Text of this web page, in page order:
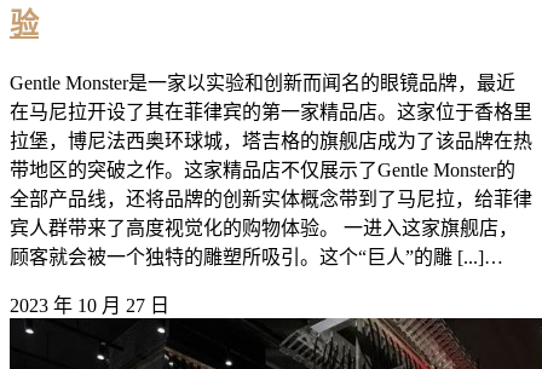
验
Gentle Monster是一家以实验和创新而闻名的眼镜品牌，最近
在马尼拉开设了其在菲律宾的第一家精品店。这家位于香格里
拉堡，博尼法西奥环球城，塔吉格的旗舰店成为了该品牌在热
带地区的突破之作。这家精品店不仅展示了Gentle Monster的
全部产品线，还将品牌的创新实体概念带到了马尼拉，给菲律
宾人群带来了高度视觉化的购物体验。 一进入这家旗舰店，
顾客就会被一个独特的雕塑所吸引。这个“巨人”的雕 [...]…
2023 年 10 月 27 日